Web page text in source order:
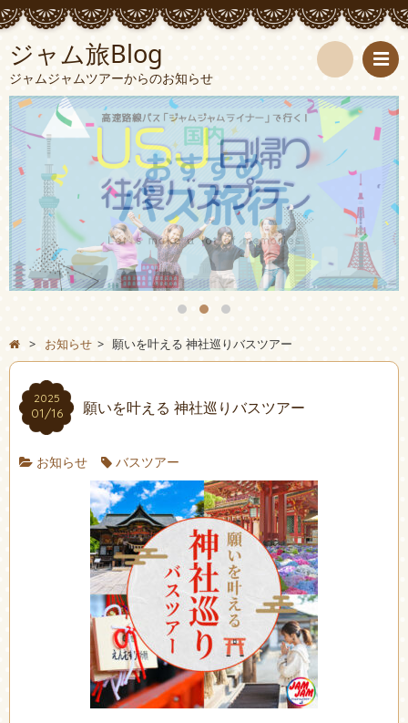
ジャム旅Blog
ジャムジャムツアーからのお知らせ
検
索
> お知らせ > 願いを叶える 神社巡りバスツアー
2025
01/16 願いを叶える 神社巡りバスツアー
お知らせ バスツアー